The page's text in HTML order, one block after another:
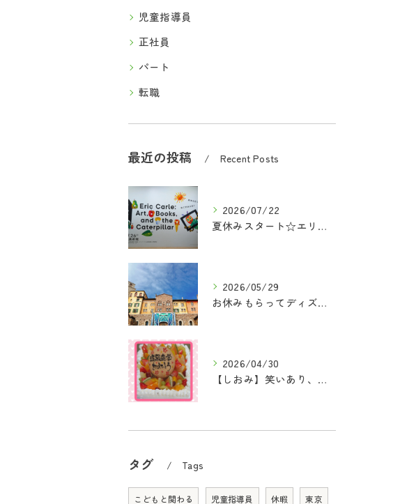
児童指導員
正社員
パート
転職
最近の投稿 Recent Posts
2026/07/22
夏休みスタート☆エリックカール展に行ってきた！
2026/05/29
お休みもらってディズニーシーへ行ってきました！
2026/04/30
【しおみ】笑いあり、感動あり！『進学・進級おめでとうの会』を開催しました♪
タグ Tags
こどもと関わる 児童指導員 休暇 東京